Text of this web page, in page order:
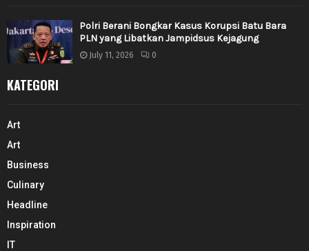
Polri Berani Bongkar Kasus Korupsi Batu Bara
PLN yang Libatkan Jampidsus Kejagung
July 11, 2026 0
KATEGORI
Art
Art
Business
Culinary
Headline
Inspiration
IT